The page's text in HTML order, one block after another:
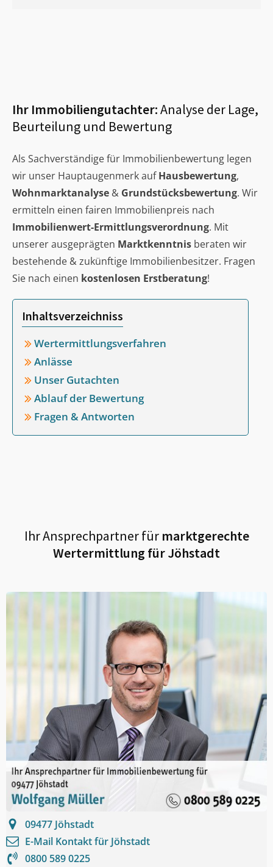
Ihr Immobiliengutachter:Analyse der Lage,
Beurteilung und Bewertung
Als Sachverständige für Immobilienbewertung legen
wir unser Hauptaugenmerk aufHausbewertung,
Wohnmarktanalyse & Grundstücksbewertung. Wir
ermitteln einen fairen Immobilienpreis nach
Immobilienwert-Ermittlungsverordnung. Mit
unserer ausgeprägten Marktkenntnis beraten wir
bestehende & zukünftige Immobilienbesitzer. Fragen
Sie nach einen kostenlosen Erstberatung!
Inhaltsverzeichniss
Wertermittlungsverfahren
Anlässe
Unser Gutachten
Ablauf der Bewertung
Fragen & Antworten
Ihr Ansprechpartner fürmarktgerechte
Wertermittlung fürJöhstadt
09477 Jöhstadt
E-Mail Kontakt für Jöhstadt
0800 589 0225